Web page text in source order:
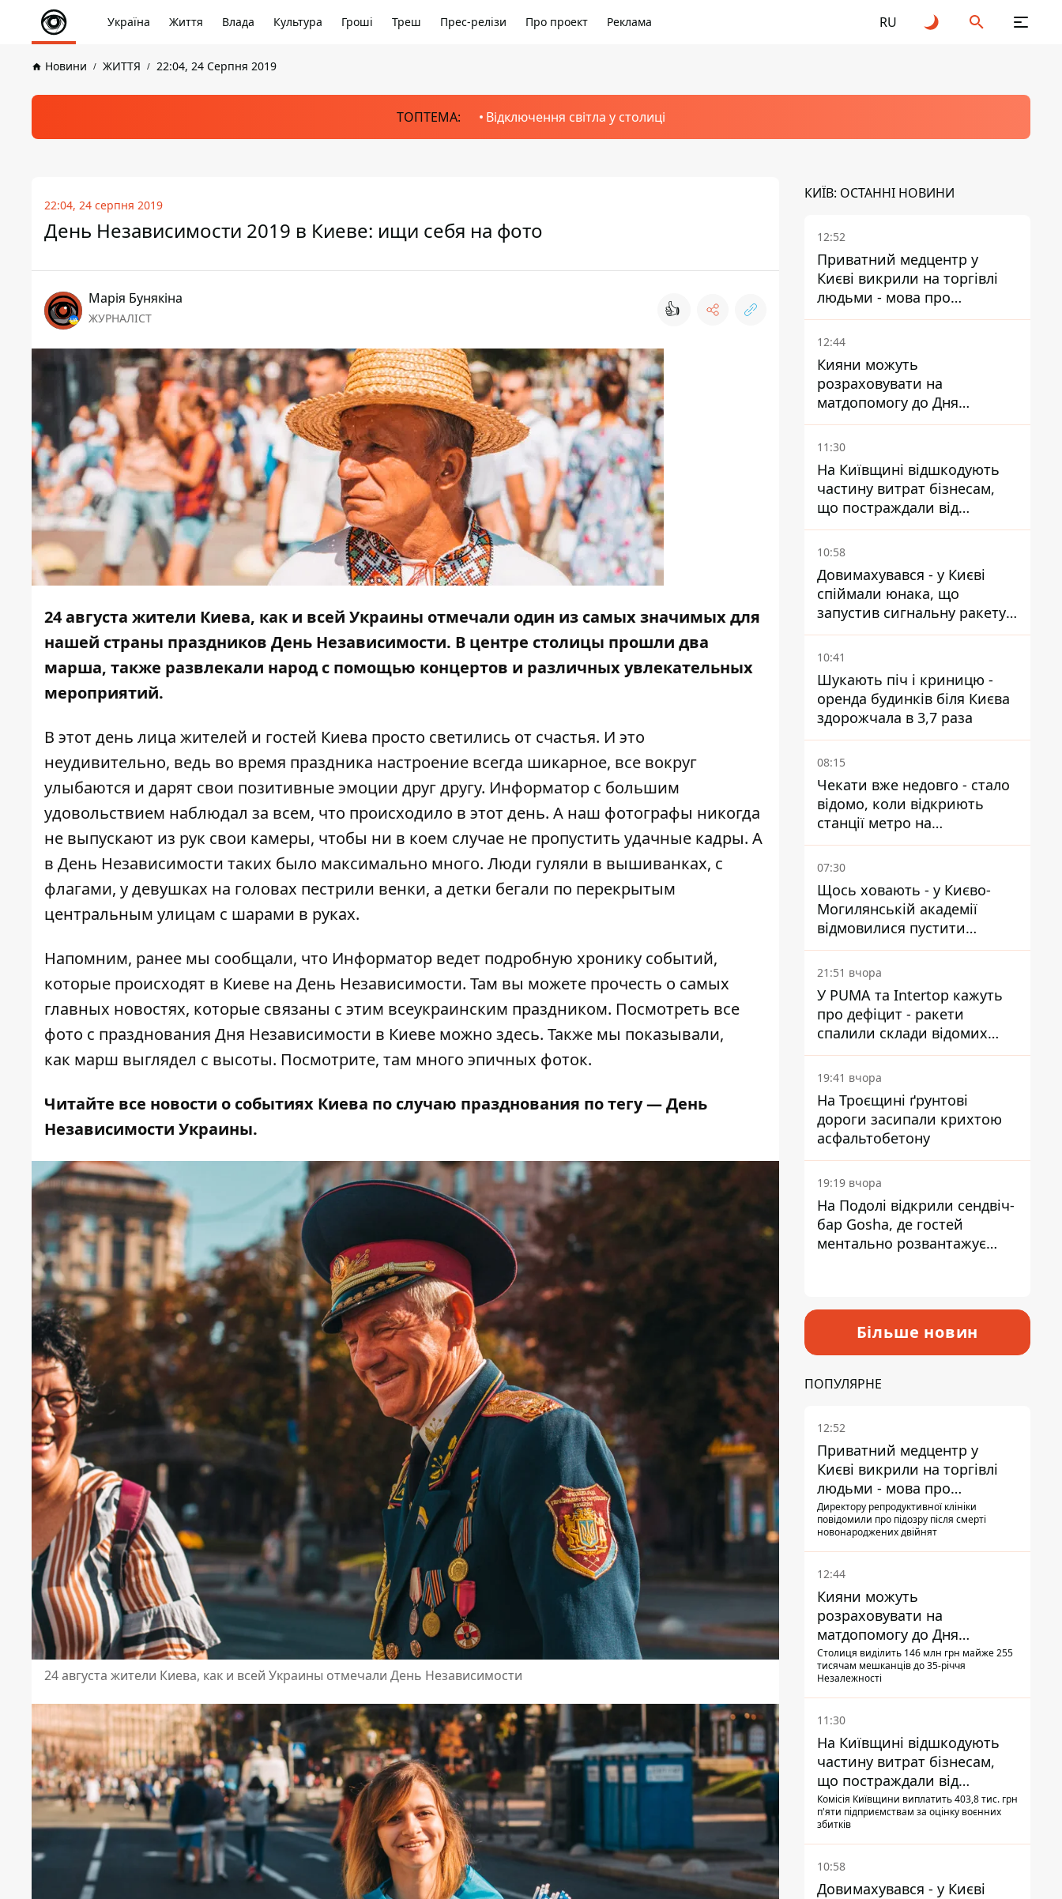
Україна Життя Влада Культура Гроші Треш Прес-релізи Про проект Реклама RU
Новини ЖИТТЯ 22:04, 24 Серпня 2019
ТОПТЕМА: Відключення світла у столиці
22:04, 24 серпня 2019
День Независимости 2019 в Киеве: ищи себя на фото
Марія Бунякіна
ЖУРНАЛІСТ 👍
24 августа жители Киева, как и всей Украины отмечали один из самых значимых для
нашей страны праздников День Независимости. В центре столицы прошли два
марша, также развлекали народ с помощью концертов и различных увлекательных
мероприятий.
В этот день лица жителей и гостей Киева просто светились от счастья. И это
неудивительно, ведь во время праздника настроение всегда шикарное, все вокруг
улыбаются и дарят свои позитивные эмоции друг другу. Информатор с большим
удовольствием наблюдал за всем, что происходило в этот день. А наш фотографы никогда
не выпускают из рук свои камеры, чтобы ни в коем случае не пропустить удачные кадры. А
в День Независимости таких было максимально много. Люди гуляли в вышиванках, с
флагами, у девушках на головах пестрили венки, а детки бегали по перекрытым
центральным улицам с шарами в руках.
Напомним, ранее мы сообщали, что Информатор ведет подробную хронику событий,
которые происходят в Киеве на День Независимости. Там вы можете прочесть о самых
главных новостях, которые связаны с этим всеукраинским праздником. Посмотреть все
фото с празднования Дня Независимости в Киеве можно здесь. Также мы показывали,
как марш выглядел с высоты. Посмотрите, там много эпичных фоток.
Читайте все новости о событиях Киева по случаю празднования по тегу —День
Независимости Украины.
24 августа жители Киева, как и всей Украины отмечали День Независимости
КИЇВ: ОСТАННІ НОВИНИ
12:52
Приватний медцентр у
Києві викрили на торгівлі
людьми - мова про
сурогатне материнство
12:44
Кияни можуть
розраховувати на
матдопомогу до Дня
незалежності - кому її
дадуть
11:30
На Київщині відшкодують
частину витрат бізнесам,
що постраждали від
прильотів ракет
10:58
Довимахувався - у Києві
спіймали юнака, що
запустив сигнальну ракету,
аби потішити дівчат
10:41
Шукають піч і криницю -
оренда будинків біля Києва
здорожчала в 3,7 раза
08:15
Чекати вже недовго - стало
відомо, коли відкриють
станції метро на
Виноградарі
07:30
Щось ховають - у Києво-
Могилянській академії
відмовилися пустити
комісію з охорони пам'яток
на територію
21:51 вчора
У PUMA та Intertop кажуть
про дефіцит - ракети
спалили склади відомих
брендів
19:41 вчора
На Троєщині ґрунтові
дороги засипали крихтою
асфальтобетону
19:19 вчора
На Подолі відкрили сендвіч-
бар Gosha, де гостей
ментально розвантажує
Більше новин
ПОПУЛЯРНЕ
12:52
Приватний медцентр у
Києві викрили на торгівлі
людьми - мова про
сурогатне материнство
Директору репродуктивної клініки
повідомили про підозру після смерті
новонароджених двійнят
12:44
Кияни можуть
розраховувати на
матдопомогу до Дня
незалежності - кому її
дадуть
Столиця виділить 146 млн грн майже 255
тисячам мешканців до 35-річчя
Незалежності
11:30
На Київщині відшкодують
частину витрат бізнесам,
що постраждали від
прильотів ракет
Комісія Київщини виплатить 403,8 тис. грн
п'яти підприємствам за оцінку воєнних
збитків
10:58
Довимахувався - у Києві